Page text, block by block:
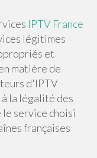
IPTV France
légitimes
et
matière de
d'IPTV
la légalité des
service choisi
françaises